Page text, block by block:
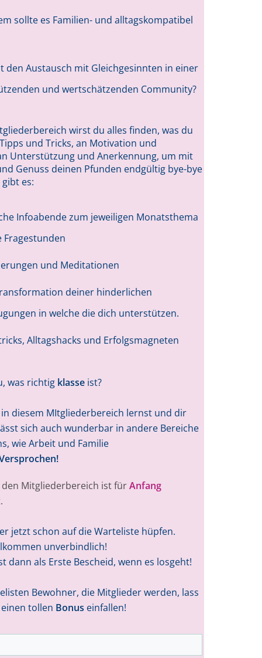
sollte es Familien- und alltagskompatibel
den Austausch mit Gleichgesinnten in einer
und wertschätzenden Community?
wirst du alles finden, was du
und Tricks, an Motivation und
Unterstützung und Anerkennung, um mit
Genuss deinen Pfunden endgültig bye-bye
es:
Infoabende zum jeweiligen Monatsthema
Fragestunden
und Meditationen
deiner hinderlichen
in welche die dich unterstützen.
Alltagshacks und Erfolgsmagneten
was richtig klasse ist?
in diesem MItgliederbereich lernst und dir
sich auch wunderbar in andere Bereiche
wie Arbeit und Familie
Mitgliederbereich ist fürAnfang
.
jetzt schon auf die Warteliste hüpfen.
unverbindlich!
dann als Erste Bescheid, wenn es losgeht!
Bewohner, die Mitglieder werden, lass
tollen Bonus einfallen!